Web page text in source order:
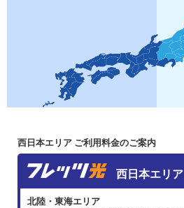
西日本エリア ご利用料金のご案内
西日本エリア
北陸・東海エリア